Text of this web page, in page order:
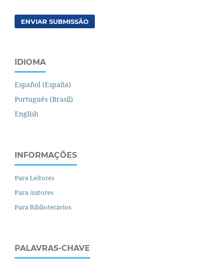
ENVIAR SUBMISSÃO
IDIOMA
Español (España)
Português (Brasil)
English
INFORMAÇÕES
Para Leitores
Para Autores
Para Bibliotecários
PALAVRAS-CHAVE